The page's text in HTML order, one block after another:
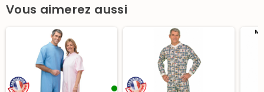
Vous aimerez aussi